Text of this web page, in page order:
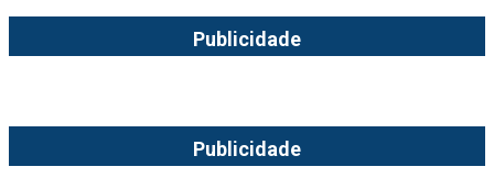
Publicidade
Publicidade